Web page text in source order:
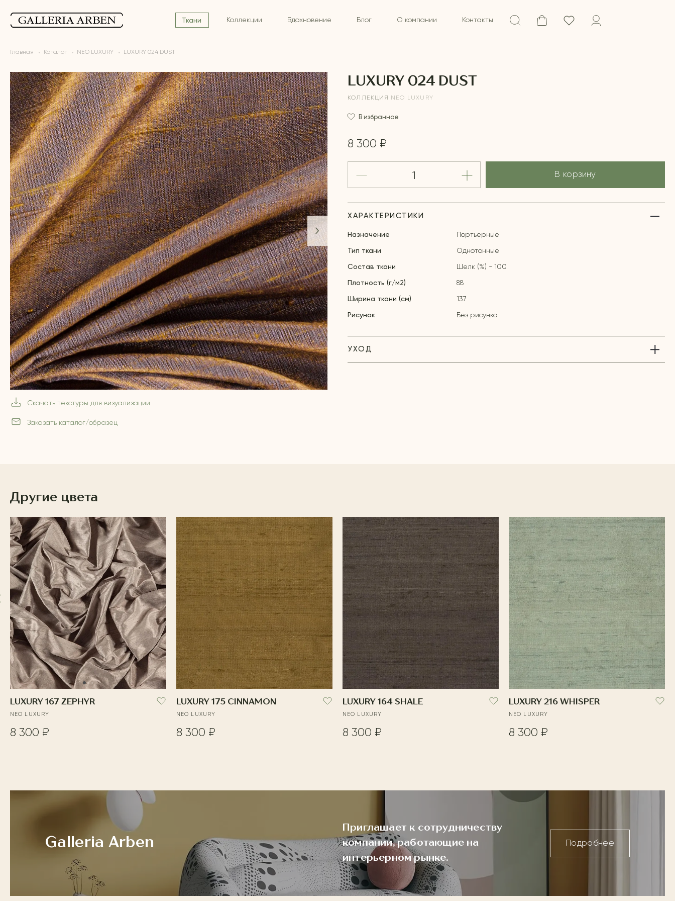
Ткани Коллекции Вдохновение Блог О компании Контакты
Главная Каталог NEO LUXURY LUXURY 024 DUST
Скачать текстуры для визуализации
Заказать каталог/образец
LUXURY 024 DUST
КОЛЛЕКЦИЯ NEO LUXURY
В избранное
8 300 ₽
В корзину
ХАРАКТЕРИСТИКИ
Назначение Портьерные
Тип ткани Однотонные
Состав ткани Шелк (%) - 100
Плотность (г/м2) 88
Ширина ткани (см) 137
Рисунок Без рисунка
УХОД
Другие цвета
LUXURY 167 ZEPHYR
NEO LUXURY
8 300 ₽
LUXURY 175 CINNAMON
NEO LUXURY
8 300 ₽
LUXURY 164 SHALE
NEO LUXURY
8 300 ₽
LUXURY 216 WHISPER
NEO LUXURY
8 300 ₽
Galleria Arben
Приглашает к сотрудничеству
компании, работающие на
интерьерном рынке.
Подробнее